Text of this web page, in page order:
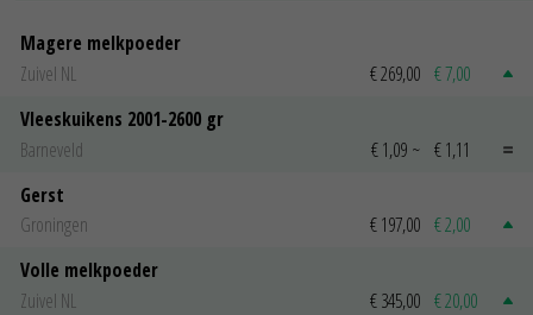
Magere melkpoeder
Zuivel NL
€ 269,00 € 7,00
Vleeskuikens 2001-2600 gr
Barneveld
€ 1,09 ~ € 1,11
Gerst
Groningen
€ 197,00 € 2,00
Volle melkpoeder
Zuivel NL
€ 345,00 € 20,00